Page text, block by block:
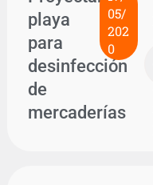
playa
para
desinfección
de
mercaderías
05/
202
0